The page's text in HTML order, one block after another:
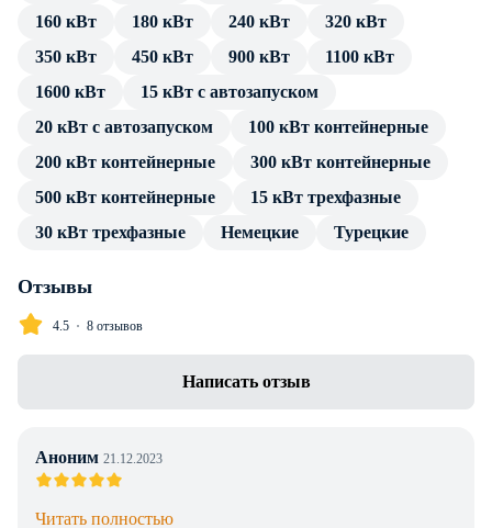
источника тока. Подключение потребителя производится
посредством стандартных разъемов, без трансформатора и
В каталоге товаров компании Энерджи Групп — только
генератор Aksa APD20A в контейнере имеет весь пакет
технической документации и продолжительную гарантию
производителя. Профессиональные консультации по
предоставляем в полном объеме без дополнительной
компанией, инженерное сопровождение проекта.
160 кВт
180 кВт 240 кВт
320 кВт
350 кВт
450 кВт 900 кВт
1100 кВт
1600 кВт
15 кВт с автозапуском
20 кВт с автозапуском
100 кВт контейнерные
200 кВт контейнерные
300 кВт контейнерные
500 кВт контейнерные
15 кВт трехфазные
30 кВт трехфазные
Немецкие Турецкие
Отзывы
4.5 8 отзывов
Написать отзыв
Аноним 21.12.2023
Читать полностью